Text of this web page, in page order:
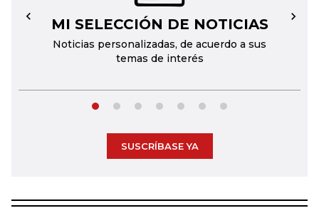
MI SELECCIÓN DE NOTICIAS
Noticias personalizadas, de acuerdo a sus
temas de interés
← →
SUSCRÍBASE YA